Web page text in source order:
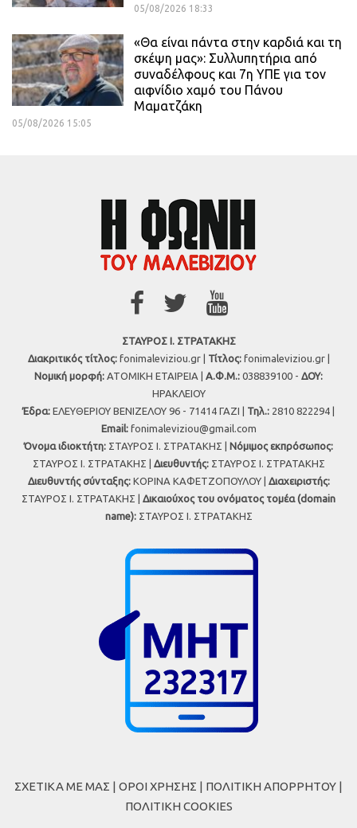
05/08/2026 18:33
«Θα είναι πάντα στην καρδιά και τη
σκέψη μας»: Συλλυπητήρια από
συναδέλφους και 7η ΥΠΕ για τον
αιφνίδιο χαμό του Πάνου
Μαματζάκη
05/08/2026 15:05
ΣΤΑΥΡΟΣ Ι. ΣΤΡΑΤΑΚΗΣ
Διακριτικός τίτλος:fonimaleviziou.gr | Τίτλος:fonimaleviziou.gr |
Νομική μορφή: ΑΤΟΜΙΚΗ ΕΤΑΙΡΕΙΑ | Α.Φ.Μ.: 038839100 - ΔΟΥ:
ΗΡΑΚΛΕΙΟΥ
Έδρα: ΕΛΕΥΘΕΡΙΟΥ ΒΕΝΙΖΕΛΟΥ 96 - 71414 ΓΑΖΙ | Τηλ.: 2810 822294 |
Εmail: fonimaleviziou@gmail.com
Όνομα ιδιοκτήτη: ΣΤΑΥΡΟΣ Ι. ΣΤΡΑΤΑΚΗΣ | Νόμιμος εκπρόσωπος:
ΣΤΑΥΡΟΣ Ι. ΣΤΡΑΤΑΚΗΣ | Διευθυντής:ΣΤΑΥΡΟΣ Ι. ΣΤΡΑΤΑΚΗΣ
Διευθυντής σύνταξης:ΚΟΡΙΝΑ ΚΑΦΕΤΖΟΠΟΥΛΟΥ | Διαχειριστής:
ΣΤΑΥΡΟΣ Ι. ΣΤΡΑΤΑΚΗΣ | Δικαιούχος του ονόματος τομέα (domain
name):ΣΤΑΥΡΟΣ Ι. ΣΤΡΑΤΑΚΗΣ
ΣΧΕΤΙΚΑ ΜΕ ΜΑΣ | ΟΡΟΙ ΧΡΗΣΗΣ | ΠΟΛΙΤΙΚΗ ΑΠΟΡΡΗΤΟΥ |
ΠΟΛΙΤΙΚΗ COOKIES